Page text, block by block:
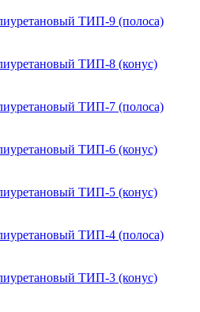
ТИП-9 (полоса)
ТИП-8 (конус)
ТИП-7 (полоса)
ТИП-6 (конус)
ТИП-5 (конус)
ТИП-4 (полоса)
ТИП-3 (конус)